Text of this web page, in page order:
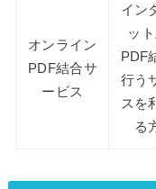
オンライン
PDF結合サ
ービス
イン
ッ
PDF
行う
スを
る